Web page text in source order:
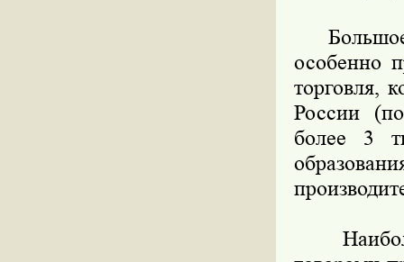
Большое
особенно
торговля,
России
более 3